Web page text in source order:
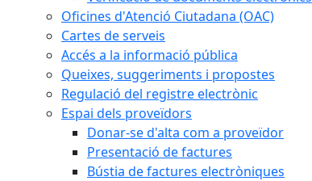
Oficines d'Atenció Ciutadana (OAC)
Cartes de serveis
Accés a la informació pública
Queixes, suggeriments i propostes
Regulació del registre electrònic
Espai dels proveïdors
Donar-se d'alta com a proveïdor
Presentació de factures
Bústia de factures electròniques